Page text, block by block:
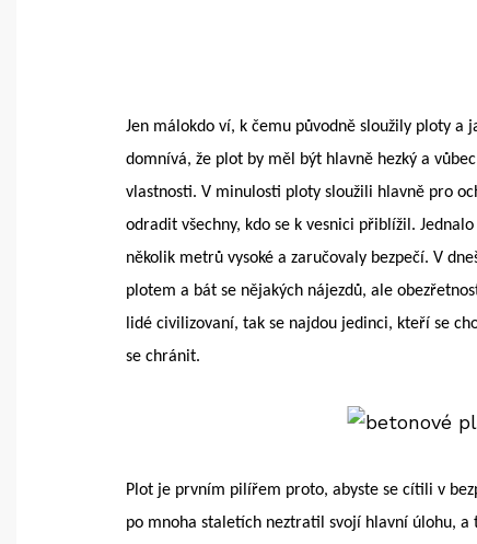
Jen málokdo ví, k čemu původně sloužily ploty a
domnívá, že plot by měl být hlavně hezký a
vlastnosti. V minulosti ploty sloužili hlavně pro
odradit všechny, kdo se k vesnici přiblížil.
několik metrů vysoké a zaručovaly bezpečí. V
plotem a bát se nějakých nájezdů, ale
lidé civilizovaní, tak se najdou jedinci, kteří se
se chránit.
Plot je prvním pilířem proto, abyste se cítili v
po mnoha staletích neztratil svojí hlavní úlohu, a